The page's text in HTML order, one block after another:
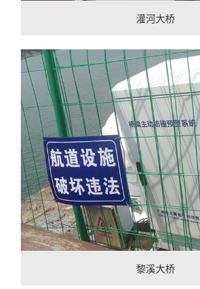
灌河大桥
黎溪大桥